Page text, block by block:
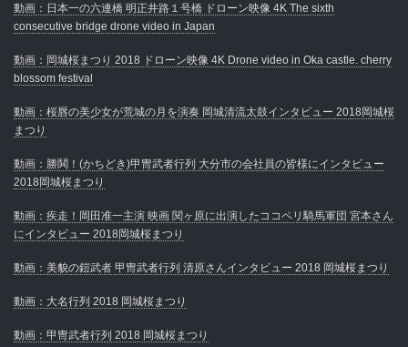
動画：日本一の六連橋 明正井路１号橋 ドローン映像 4K The sixth
consecutive bridge drone video in Japan
動画：岡城桜まつり 2018 ドローン映像 4K Drone video in Oka castle. cherry
blossom festival
動画：桜唇の美少女が荒城の月を演奏 岡城清流太鼓インタビュー 2018岡城桜
まつり
動画：勝鬨！(かちどき)甲冑武者行列 大分市の会社員の皆様にインタビュー
2018岡城桜まつり
動画：疾走！岡田准一主演 映画 関ヶ原に出演したココペリ騎馬軍団 宮本さん
にインタビュー 2018岡城桜まつり
動画：美貌の鎧武者 甲冑武者行列 清原さんインタビュー 2018 岡城桜まつり
動画：大名行列 2018 岡城桜まつり
動画：甲冑武者行列 2018 岡城桜まつり